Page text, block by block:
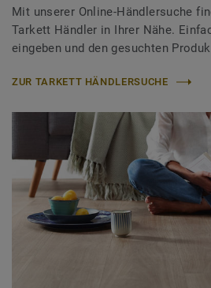
Mit unserer Online-Händlersuche
Tarkett Händler in Ihrer Nähe.
eingeben und den gesuchten
ZUR TARKETT HÄNDLERSUCHE